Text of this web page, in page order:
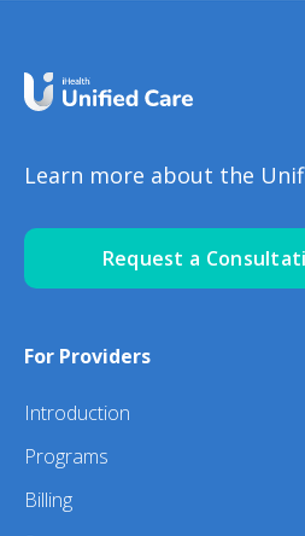
Learn more about the
Request a
For Providers
Introduction
Programs
Billing